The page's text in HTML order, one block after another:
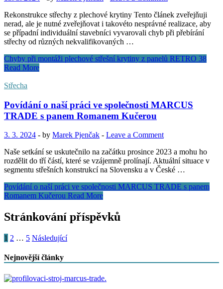
Rekonstrukce střechy z plechové krytiny Tento článek zveřejňuji
nerad, ale je nutné zveřejňovat i takovéto nesprávné realizace, aby
se případní individuální stavebníci vyvarovali chyb při přebírání
střechy od různých nekvalifikovaných …
Chyby při montáži plechové střešní krytiny z panelů RETRO 38
Read More
Střecha
Povídání o naší práci ve společnosti MARCUS
TRADE s panem Romanem Kučerou
3. 3. 2024 - by Marek Pjenčak - Leave a Comment
Naše setkání se uskutečnilo na začátku prosince 2023 a mohu ho
rozdělit do tří částí, které se vzájemně prolínají. Aktuální situace v
segmentu střešních konstrukcí na Slovensku a v České …
Povídání o naší práci ve společnosti MARCUS TRADE s panem
Romanem Kučerou Read More
Stránkování příspěvků
1 2 … 5 Následující
Nejnovější články